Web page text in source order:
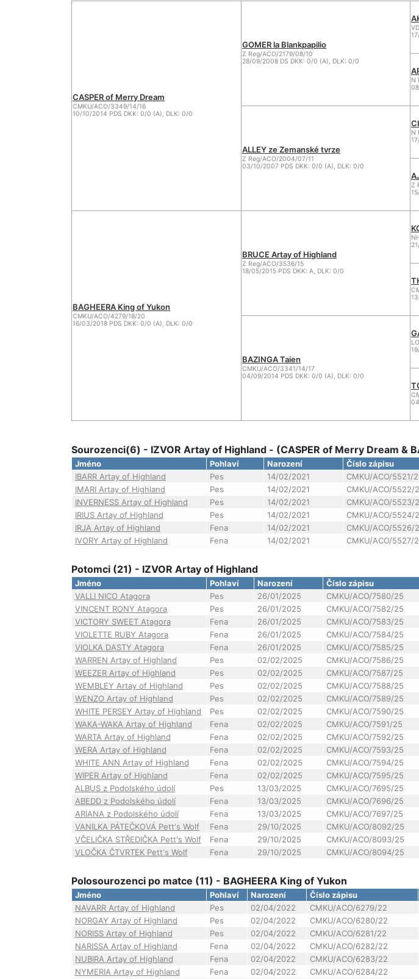
CASPER of Merry Dream
CMKU/ACO/3349/14/16
10/10/2014 PDS DKK: 0/0 (A), DLK: 0/0
GOMER la Blankpapilio
Z Reg/ACO/2179/08/10
28/09/2008 DS DKK: 0/0 (A), DLK: 0/0
N
ALLEY ze Zemanské tvrze
Z Reg/ACO/2004/07/11
03/10/2007 PDS DKK: 0/0 (A), DLK: 0/0
N
Z
BAGHEERA King of Yukon
CMKU/ACO/4279/18/20
16/03/2018 PDS DKK: 0/0 (A), DLK: 0/0
BRUCE Artay of Highland
Z Reg/ACO/3536/15
18/05/2015 PDS DKK: A, DLK: 0/0
BAZINGA Taien
CMKU/ACO/3341/14/17
04/09/2014 PDS DKK: 0/0 (A), DLK: 0/0
Sourozenci(6) - IZVOR Artay of Highland - (CASPER of Merry Dream &
Jméno Pohlaví Narození Číslo zápisu
IBARR Artay of Highland
Pes 14/02/2021 CMKU/ACO/5521/
IMARI Artay of Highland
Pes 14/02/2021 CMKU/ACO/5522/
INVERNESS Artay of Highland
Pes 14/02/2021 CMKU/ACO/5523/
IRIUS Artay of Highland
Pes 14/02/2021 CMKU/ACO/5524/
IRJA Artay of Highland
Fena 14/02/2021 CMKU/ACO/5526/
IVORY Artay of Highland
Fena 14/02/2021 CMKU/ACO/5527/
Potomci (21) - IZVOR Artay of Highland
Jméno Pohlaví Narození Číslo zápisu
VALLI NICO Atagora
Pes 26/01/2025 CMKU/ACO/7580/25
VINCENT RONY Atagora
Pes 26/01/2025 CMKU/ACO/7582/25
VICTORY SWEET Atagora
Fena 26/01/2025 CMKU/ACO/7583/25
VIOLETTE RUBY Atagora
Fena 26/01/2025 CMKU/ACO/7584/25
VIOLKA DASTY Atagora
Fena 26/01/2025 CMKU/ACO/7585/25
WARREN Artay of Highland
Pes 02/02/2025 CMKU/ACO/7586/25
WEEZER Artay of Highland
Pes 02/02/2025 CMKU/ACO/7587/25
WEMBLEY Artay of Highland
Pes 02/02/2025 CMKU/ACO/7588/25
WENZO Artay of Highland
Pes 02/02/2025 CMKU/ACO/7589/25
WHITE PERSEY Artay of Highland
Pes 02/02/2025 CMKU/ACO/7590/25
WAKA-WAKA Artay of Highland
Fena 02/02/2025 CMKU/ACO/7591/25
WARTA Artay of Highland
Fena 02/02/2025 CMKU/ACO/7592/25
WERA Artay of Highland
Fena 02/02/2025 CMKU/ACO/7593/25
WHITE ANN Artay of Highland
Fena 02/02/2025 CMKU/ACO/7594/25
WIPER Artay of Highland
Fena 02/02/2025 CMKU/ACO/7595/25
ALBUS z Podolského údolí
Pes 13/03/2025 CMKU/ACO/7695/25
ABEDD z Podolského údolí
Fena 13/03/2025 CMKU/ACO/7696/25
ARIANA z Podolského údolí
Fena 13/03/2025 CMKU/ACO/7697/25
VANILKA PÁTEČKOVÁ Pett's Wolf
Fena 29/10/2025 CMKU/ACO/8092/25
VČELIČKA STŘEDIČKA Pett's Wolf
Fena 29/10/2025 CMKU/ACO/8093/25
VLOČKA ČTVRTEK Pett's Wolf
Fena 29/10/2025 CMKU/ACO/8094/25
Polosourozenci po matce (11) - BAGHEERA King of Yukon
Jméno Pohlaví Narození Číslo zápisu
NAVARR Artay of Highland
Pes 02/04/2022 CMKU/ACO/6279/22
NORGAY Artay of Highland
Pes 02/04/2022 CMKU/ACO/6280/22
NORISS Artay of Highland
Pes 02/04/2022 CMKU/ACO/6281/22
NARISSA Artay of Highland
Fena 02/04/2022 CMKU/ACO/6282/22
NUBIRA Artay of Highland
Fena 02/04/2022 CMKU/ACO/6283/22
NYMERIA Artay of Highland
Fena 02/04/2022 CMKU/ACO/6284/22